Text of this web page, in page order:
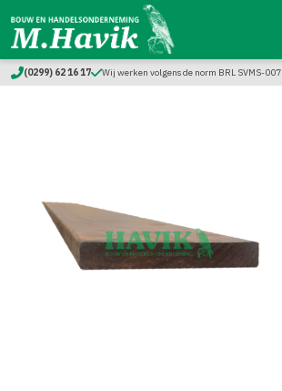
(0299) 62 16 17 Wij werken volgens de norm BRL SVMS-007